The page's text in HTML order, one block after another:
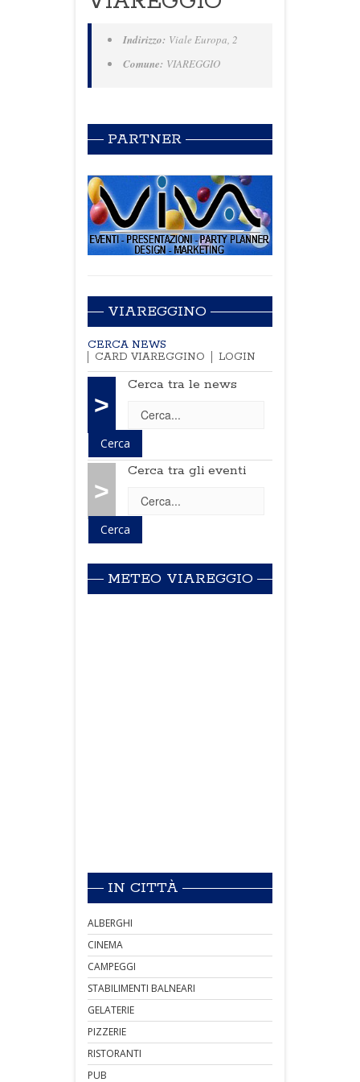
Indirizzo: Viale Europa, 2
Comune: VIAREGGIO
PARTNER
VIAREGGINO
CERCA NEWS
CARD VIAREGGINO
LOGIN
>
Cerca tra le news
>
Cerca tra gli eventi
METEO VIAREGGIO
IN CITTÀ
ALBERGHI
CINEMA
CAMPEGGI
STABILIMENTI BALNEARI
GELATERIE
PIZZERIE
RISTORANTI
PUB